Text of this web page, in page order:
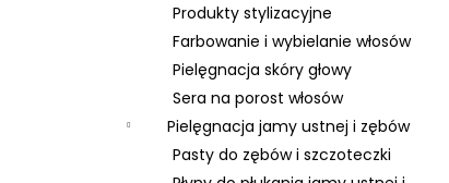
Produkty stylizacyjne
Farbowanie i wybielanie włosów
Pielęgnacja skóry głowy
Sera na porost włosów
Pielęgnacja jamy ustnej i zębów
Pasty do zębów i szczoteczki